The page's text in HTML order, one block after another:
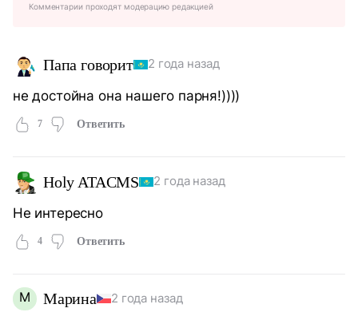
Комментарии проходят модерацию редакцией
Папа говорит 2 года назад
не достойна она нашего парня!))))
7 Ответить
Holy ATACMS 2 года назад
Не интересно
4 Ответить
М Марина 2 года назад